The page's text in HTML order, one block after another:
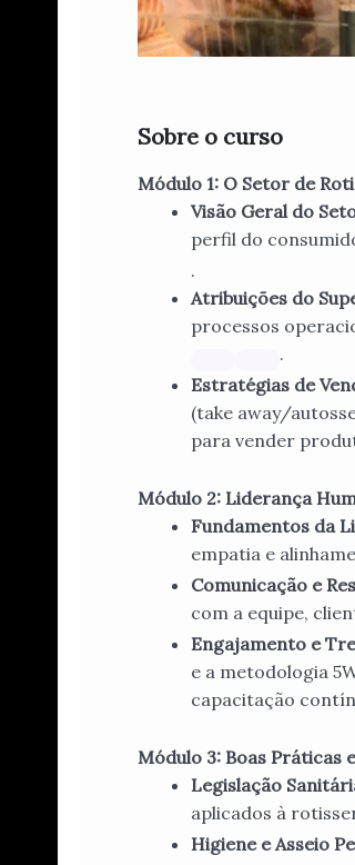
Sobre o curso
Módulo 1: O Setor de
Visão Geral do
perfil do
.
Atribuições do
processos
.
Estratégias de
(take away/
para vender
Módulo 2: Liderança
Fundamentos da
empatia e
Comunicação e
com a equipe,
Engajamento e
e a metodologia
capacitação
Módulo 3: Boas Práticas
Legislação
aplicados à
Higiene e Asseio